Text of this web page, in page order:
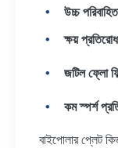
উচ্চ
ক্ষয়
জটিল ফ্লো
কম স্পর্শ
বাইপোলার প্লেট